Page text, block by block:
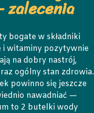
zalecenia
bogate w składniki
i witaminy pozytywnie
na dobry nastrój,
ogólny stan zdrowia.
powinno się jeszcze
nawadniać —
to 2 butelki wody